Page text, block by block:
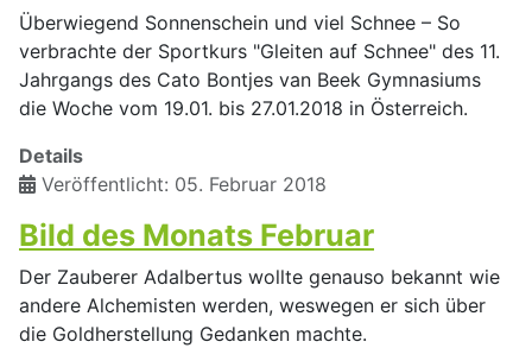
Überwiegend Sonnenschein und viel Schnee – So
verbrachte der Sportkurs "Gleiten auf Schnee" des 11.
Jahrgangs des Cato Bontjes van Beek Gymnasiums
die Woche vom 19.01. bis 27.01.2018 in Österreich.
Details
Veröffentlicht: 05. Februar 2018
Bild des Monats Februar
Der Zauberer Adalbertus wollte genauso bekannt wie
andere Alchemisten werden, weswegen er sich über
die Goldherstellung Gedanken machte.